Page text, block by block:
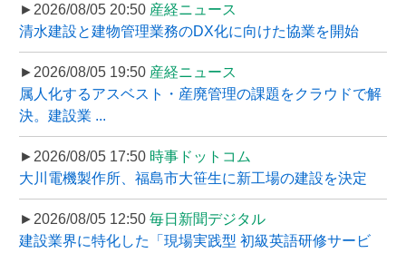
►2026/08/05 20:50 産経ニュース
清水建設と建物管理業務のDX化に向けた協業を開始
►2026/08/05 19:50 産経ニュース
属人化するアスベスト・産廃管理の課題をクラウドで解
決。建設業 ...
►2026/08/05 17:50 時事ドットコム
大川電機製作所、福島市大笹生に新工場の建設を決定
►2026/08/05 12:50 毎日新聞デジタル
建設業界に特化した「現場実践型 初級英語研修サービ